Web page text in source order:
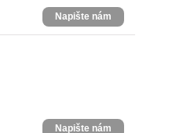
Napište nám
Napište nám